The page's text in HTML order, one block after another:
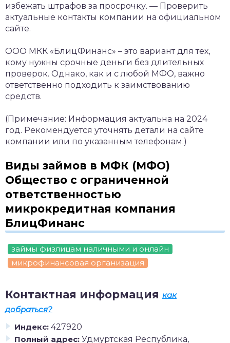
избежать штрафов за просрочку. — Проверить
актуальные контакты компании на официальном
сайте.
ООО МКК «БлицФинанс» – это вариант для тех,
кому нужны срочные деньги без длительных
проверок. Однако, как и с любой МФО, важно
ответственно подходить к заимствованию
средств.
(Примечание: Информация актуальна на 2024
год. Рекомендуется уточнять детали на сайте
компании или по указанным телефонам.)
Виды займов в МФК (МФО)
Общество с ограниченной
ответственностью
микрокредитная компания
БлицФинанс
займы физлицам наличными и онлайн
микрофинансовая организация
Контактная информация как
добраться?
Индекс: 427920
Полный адрес: Удмуртская Республика,